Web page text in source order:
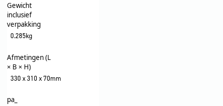
Gewicht
inclusief
verpakking
0.285kg
Afmetingen (L
× B × H)
330 x 310 x 70mm
pa_